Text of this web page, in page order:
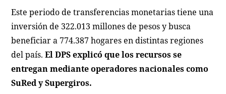
Este periodo de transferencias monetarias tiene una
inversión de 322.013 millones de pesos y busca
beneficiar a 774.387 hogares en distintas regiones
del país.El DPS explicó que los recursos se
entregan mediante operadores nacionales como
SuRed y Supergiros.